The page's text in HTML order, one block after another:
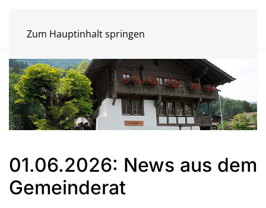
Zum Hauptinhalt springen
01.06.2026: News aus dem
Gemeinderat